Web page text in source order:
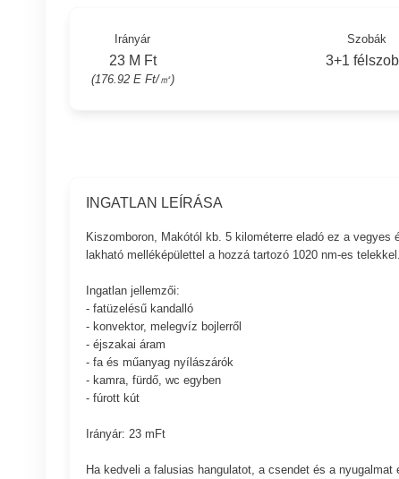
Irányár
23 M Ft
(176.92 E Ft/㎡)
Szobák
3+1
INGATLAN LEÍRÁSA
Kiszomboron, Makótól kb. 5 kilométerre eladó ez a
lakható melléképülettel a hozzá tartozó 1020 nm-es
Ingatlan jellemzői:
- fatüzelésű kandalló
- konvektor, melegvíz bojlerről
- éjszakai áram
- fa és műanyag nyílászárók
- kamra, fürdő, wc egyben
- fúrott kút
Irányár: 23 mFt
Ha kedveli a falusias hangulatot, a csendet és a nyugalmat